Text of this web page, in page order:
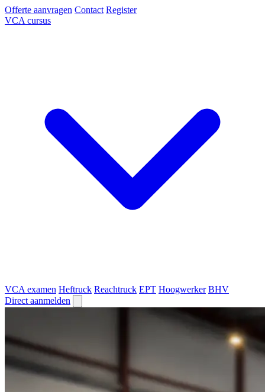
Offerte aanvragen Contact Register
VCA cursus
VCA examen Heftruck Reachtruck EPT Hoogwerker BHV
Direct aanmelden